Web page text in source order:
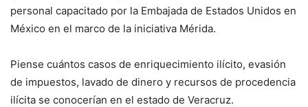
personal capacitado por la Embajada de Estados Unidos en
México en el marco de la iniciativa Mérida.
Piense cuántos casos de enriquecimiento ilícito, evasión
de impuestos, lavado de dinero y recursos de procedencia
ilícita se conocerían en el estado de Veracruz.